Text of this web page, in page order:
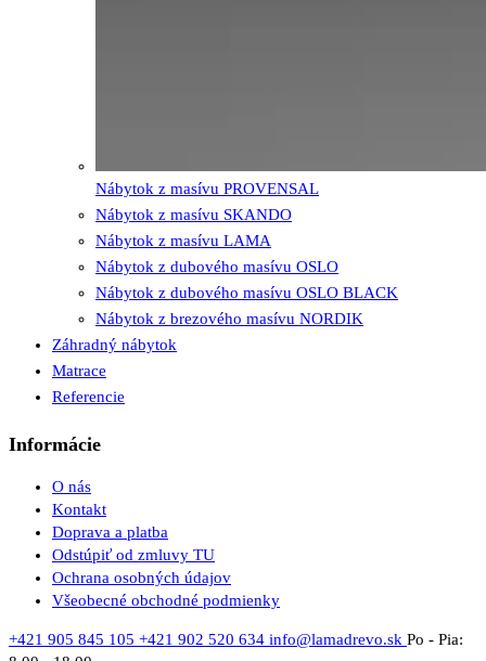
Nábytok z masívu PROVENSAL
Nábytok z masívu SKANDO
Nábytok z masívu LAMA
Nábytok z dubového masívu OSLO
Nábytok z dubového masívu OSLO BLACK
Nábytok z brezového masívu NORDIK
Záhradný nábytok
Matrace
Referencie
Informácie
O nás
Kontakt
Doprava a platba
Odstúpiť od zmluvy TU
Ochrana osobných údajov
Všeobecné obchodné podmienky
+421 905 845 105 +421 902 520 634 info@lamadrevo.sk Po - Pia: